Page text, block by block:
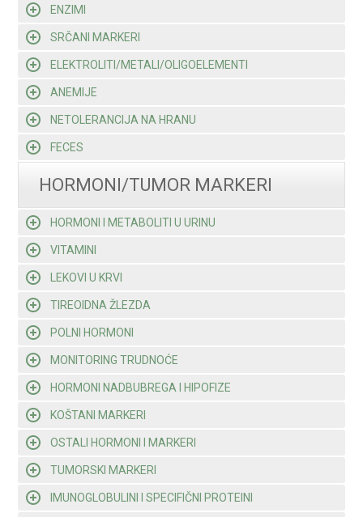
ENZIMI
SRČANI MARKERI
ELEKTROLITI/METALI/OLIGOELEMENTI
ANEMIJE
NETOLERANCIJA NA HRANU
FECES
HORMONI/TUMOR MARKERI
HORMONI I METABOLITI U URINU
VITAMINI
LEKOVI U KRVI
TIREOIDNA ŽLEZDA
POLNI HORMONI
MONITORING TRUDNOĆE
HORMONI NADBUBREGA I HIPOFIZE
KOŠTANI MARKERI
OSTALI HORMONI I MARKERI
TUMORSKI MARKERI
IMUNOGLOBULINI I SPECIFIČNI PROTEINI